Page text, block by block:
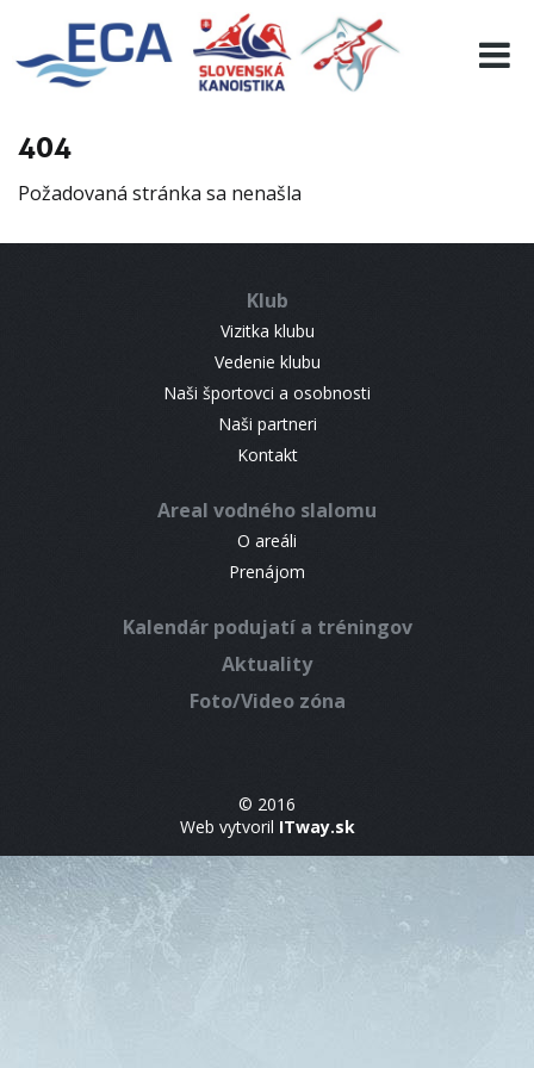
404
Požadovaná stránka sa nenašla
Klub
Vizitka klubu
Vedenie klubu
Naši športovci a osobnosti
Naši partneri
Kontakt
Areal vodného slalomu
O areáli
Prenájom
Kalendár podujatí a tréningov
Aktuality
Foto/Video zóna
© 2016
Web vytvoril ITway.sk
EURO 19
INFO
RESULTS
CONTACT